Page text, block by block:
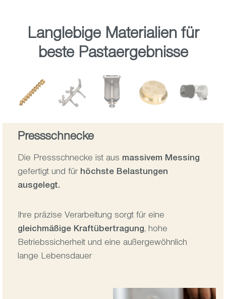
Langlebige Materialien für
beste Pastaergebnisse
Pressschnecke
Die Pressschnecke ist aus massivem Messing
gefertigt und für höchste Belastungen
ausgelegt.
Ihre präzise Verarbeitung sorgt für eine
gleichmäßige Kraftübertragung, hohe
Betriebssicherheit und eine außergewöhnlich
lange Lebensdauer